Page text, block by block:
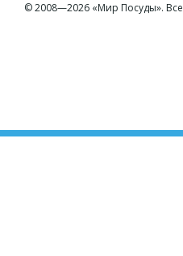
© 2008—2026 «Мир Посуды».